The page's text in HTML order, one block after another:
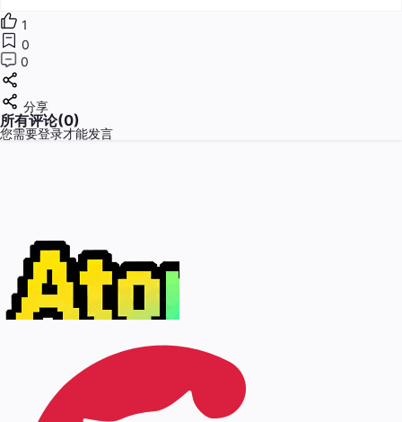
1
0
0
分享
所有评论(0)
您需要登录才能发言